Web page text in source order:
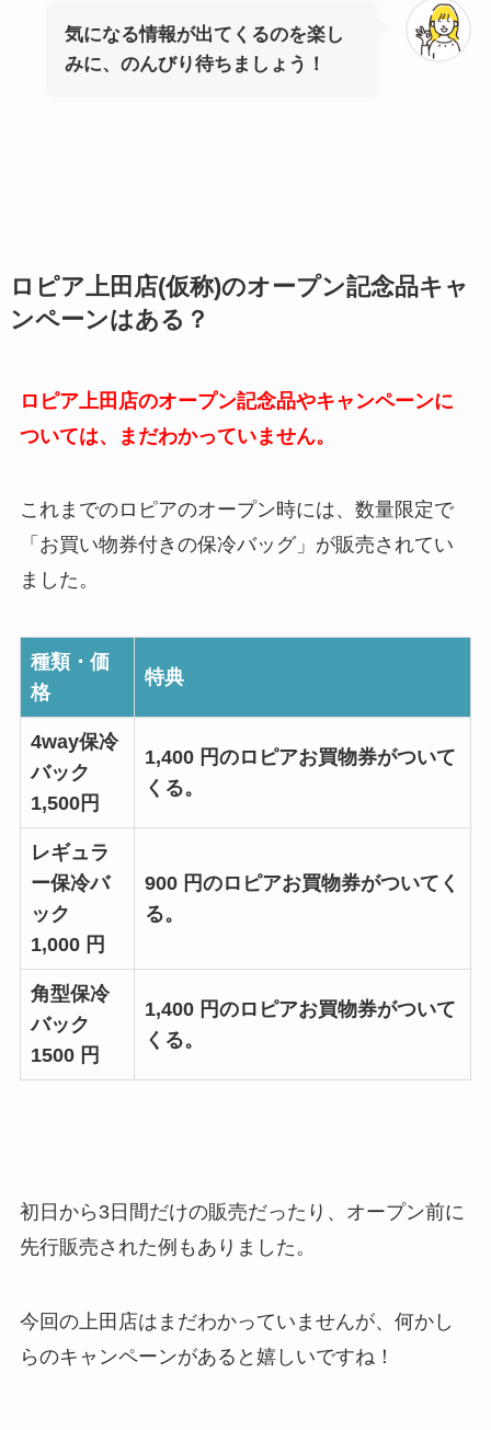
気になる情報が出てくるのを楽し
みに、のんびり待ちましょう！
ロピア上田店(仮称)のオープン記念品キャ
ンペーンはある？
ロピア上田店のオープン記念品やキャンペーンに
ついては、まだわかっていません。
これまでのロピアのオープン時には、数量限定で
「お買い物券付きの保冷バッグ」が販売されてい
ました。
種類・価
格
特典
4way保冷
バック
1,500円
1,400 円のロピアお買物券がついて
くる。
レギュラ
ー保冷バ
ック
1,000 円
900 円のロピアお買物券がついてく
る。
角型保冷
バック
1500 円
1,400 円のロピアお買物券がついて
くる。
初日から3日間だけの販売だったり、オープン前に
先行販売された例もありました。
今回の上田店はまだわかっていませんが、何かし
らのキャンペーンがあると嬉しいですね！